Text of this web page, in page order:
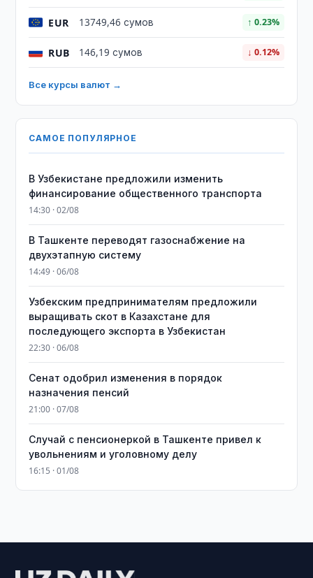
EUR 13749,46 сумов ↑ 0.23%
RUB 146,19 сумов ↓ 0.12%
Все курсы валют →
САМОЕ ПОПУЛЯРНОЕ
В Узбекистане предложили изменить
финансирование общественного транспорта
14:30 · 02/08
В Ташкенте переводят газоснабжение на
двухэтапную систему
14:49 · 06/08
Узбекским предпринимателям предложили
выращивать скот в Казахстане для
последующего экспорта в Узбекистан
22:30 · 06/08
Сенат одобрил изменения в порядок
назначения пенсий
21:00 · 07/08
Случай с пенсионеркой в Ташкенте привел к
увольнениям и уголовному делу
16:15 · 01/08